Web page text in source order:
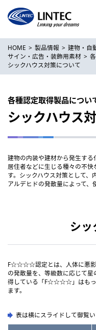
HOME 製品情報
建物・自
サイン・広告・装飾用素材
シックハウス対策について
各種認定取得製品につい
シックハウス
建物の内装や建材から発生す
居住者などに生じる種々の不
す。シックハウス対策として、
アルデヒドの発散量によって、
シッ
F☆☆☆☆認定とは、人体に悪影
の発散量を、等級数に応じて
得している「F☆☆☆☆」はもっ
ます。
表は横にスライドして御覧い